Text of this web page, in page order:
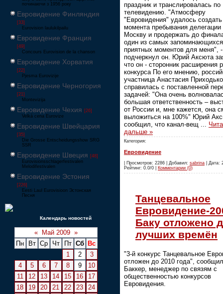
починаючи з 1956 року
Евровидение Финляндия
[33]
Eurovision laulukilpailu
Евровидение Франция
[49]
Concours Eurovision de la chanson
Евровидение Хорватия
[22]
Pjesma Eurovizije
Евровидение Черногория
[21]
Montevizija
Евровидение Чехия [26]
Velká cena Eurovize
Евровидение Швейцария
[35]
Die Grosse Entscheidungsshow SRG
SSR
Евровидение Швеция [48]
Eurovisionsschlagerfestivalen
Melodifestivalen
Евровидение Эстония
[226]
Eesti Laul Eurovisioon Эстонская
Песня
Календарь новостей
« Май 2009 »
Пн
Вт Ср Чт Пт Сб
Вс
1
2
3
4
5 6 7 8 9
10
11
12 13 14 15 16
17
18
19 20 21 22 23
24
праздник и транслировалась по
телевидению. "Атмосферу
"Евровидения" удалось
момента пребывания делегации
Москву и продержать до
один из самых запоминающихся
приятных моментов для меня", -
подчеркнул он. Юрий Аксюта
что он - сторонник расширения
конкурса По его мнению,
участница Анастасия Приходько
справилась с поставленной
задачей: "Она очень
большая ответственность –
от России и, мне кажется, она
выложиться на 100%" Юрий
сообщил, что канал-вещ ...
дальше »
Категория:
Евровидение
| Просмотров: 2286 | Добавил: sabrina | Дата:
Рейтинг: 0.0/0 | Комментарии (0)
Танцевальное
Евровидение-
Баку отложено
лучших времён
"3-й конкурс Танцевальное
отложен до 2010 года",
Баккер, менеджер по связям с
общественностью конкурсов
Евровидения.